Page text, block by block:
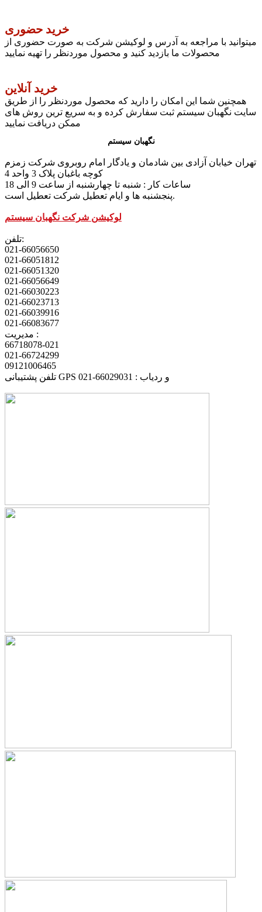
خرید حضوری
میتوانید با مراجعه به آدرس و لوکیشن شرکت به صورت حضوری از
محصولات ما بازدید کنید و محصول موردنظر را تهیه نمایید
خرید آنلاین
همچنین شما این امکان را دارید که محصول موردنظر را از طریق
سایت نگهبان سیستم ثبت سفارش کرده و به سریع ترین روش های
ممکن دریافت نمایید
نگهبان سیستم
تهران خیابان آزادی بین شادمان و یادگار امام روبروی شرکت زمزم
کوچه باغبان پلاک 3 واحد 4
پنجشنبه ها و ایام تعطیل شرکت تعطیل است.
لوکیشن شرکت نگهبان سیستم
تلفن:
021-66056650
021-66051812
021-66051320
021-66056649
021-66030223
021-66023713
021-66039916
021-66083677
مدیریت :
66718078-021
021-66724299
09121006465
تلفن پشتیبانی GPS و ردیاب : 66029031-021